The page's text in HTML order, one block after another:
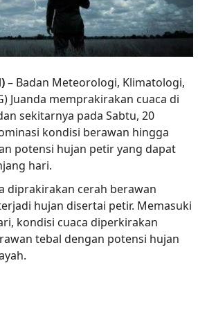
– Badan Meteorologi, Klimatologi,
Juanda memprakirakan cuaca di
sekitarnya pada Sabtu, 20
kondisi berawan hingga
potensi hujan petir yang dapat
hari.
diprakirakan cerah berawan
hujan disertai petir. Memasuki
kondisi cuaca diperkirakan
tebal dengan potensi hujan